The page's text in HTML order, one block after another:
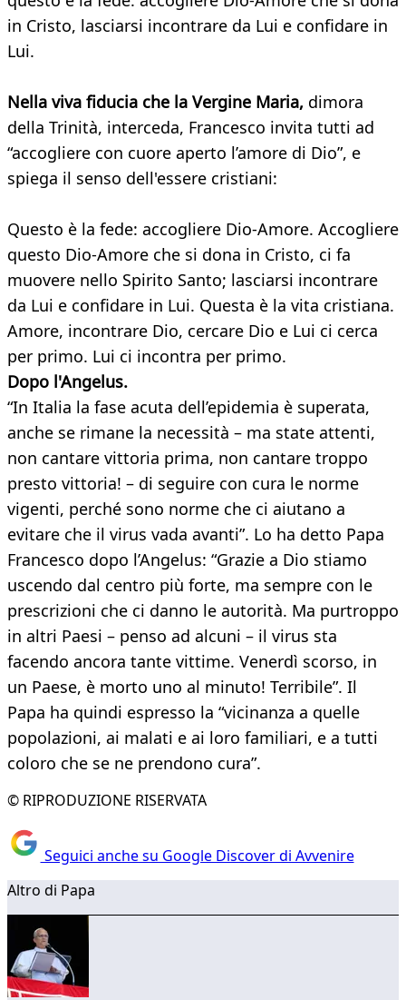
in Cristo, lasciarsi incontrare da Lui e confidare in
Lui.
Nella viva fiducia che la Vergine Maria, dimora
della Trinità, interceda, Francesco invita tutti ad
“accogliere con cuore aperto l’amore di Dio”, e
spiega il senso dell'essere cristiani:
Questo è la fede: accogliere Dio-Amore. Accogliere
questo Dio-Amore che si dona in Cristo, ci fa
muovere nello Spirito Santo; lasciarsi incontrare
da Lui e confidare in Lui. Questa è la vita cristiana.
Amore, incontrare Dio, cercare Dio e Lui ci cerca
per primo. Lui ci incontra per primo.
Dopo l'Angelus.
“In Italia la fase acuta dell’epidemia è superata,
anche se rimane la necessità – ma state attenti,
non cantare vittoria prima, non cantare troppo
presto vittoria! – di seguire con cura le norme
vigenti, perché sono norme che ci aiutano a
evitare che il virus vada avanti”. Lo ha detto Papa
Francesco dopo l’Angelus: “Grazie a Dio stiamo
uscendo dal centro più forte, ma sempre con le
prescrizioni che ci danno le autorità. Ma purtroppo
in altri Paesi – penso ad alcuni – il virus sta
facendo ancora tante vittime. Venerdì scorso, in
un Paese, è morto uno al minuto! Terribile”. Il
Papa ha quindi espresso la “vicinanza a quelle
popolazioni, ai malati e ai loro familiari, e a tutti
coloro che se ne prendono cura”.
© RIPRODUZIONE RISERVATA
Seguici anche su Google Discover di Avvenire
Altro di Papa